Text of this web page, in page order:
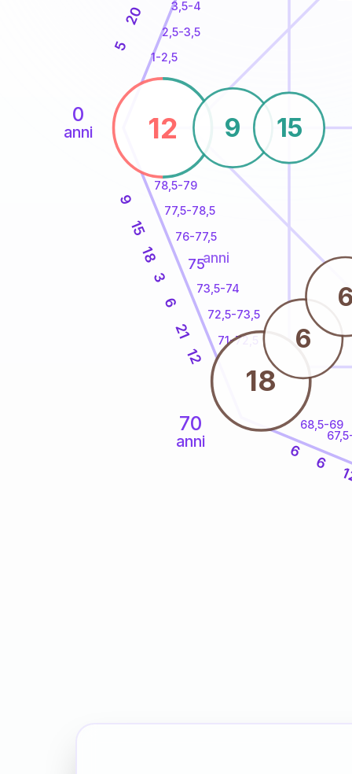
0
anni
70
anni
1-2,5
2,5-3,5
3,5-4
68,5-69
71-72,5
72,5-73,5
73,5-74
76-77,5
77,5-78,5
78,5-79
5
20
6
6
12
21
6
3
18
15
9
12
18
9 15
6
6
75anni